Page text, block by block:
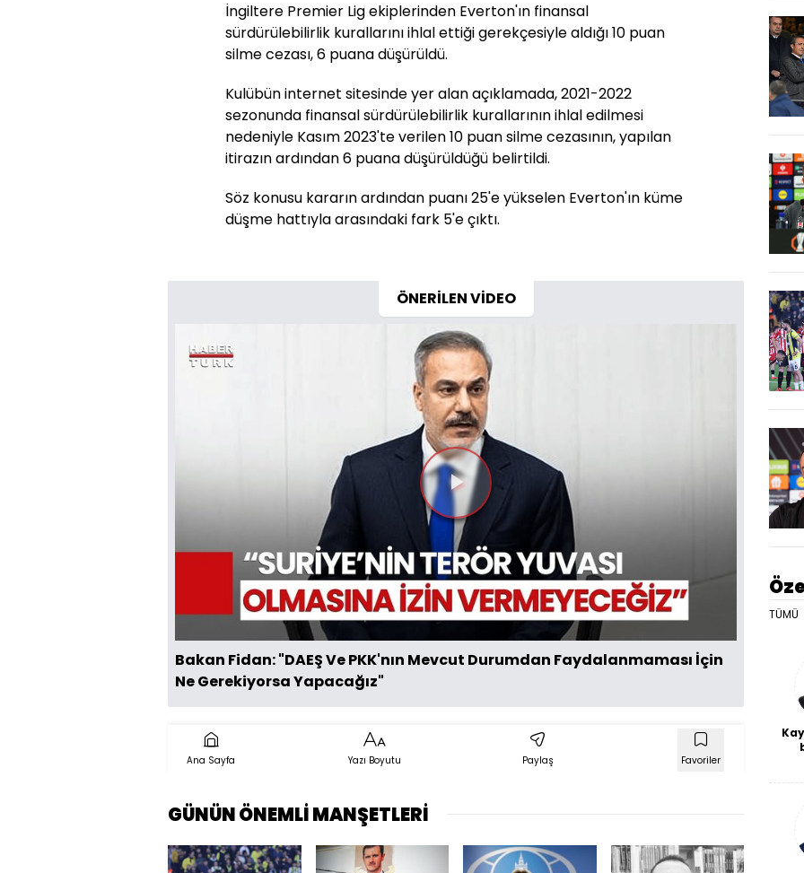
İngiltere Premier Lig ekiplerinden Everton'ın finansal
sürdürülebilirlik kurallarını ihlal ettiği gerekçesiyle aldığı 10 puan
silme cezası, 6 puana düşürüldü.
Kulübün internet sitesinde yer alan açıklamada, 2021-2022
sezonunda finansal sürdürülebilirlik kurallarının ihlal edilmesi
nedeniyle Kasım 2023'te verilen 10 puan silme cezasının, yapılan
itirazın ardından 6 puana düşürüldüğü belirtildi.
Söz konusu kararın ardından puanı 25'e yükselen Everton'ın küme
düşme hattıyla arasındaki fark 5'e çıktı.
ÖNERİLEN VİDEO
Videoyu
Oynat
Bakan Fidan: "DAEŞ Ve PKK'nın Mevcut Durumdan Faydalanmaması İçin
Ne Gerekiyorsa Yapacağız"
Ana Sayfa Yazı Boyutu Paylaş Favoriler
GÜNÜN ÖNEMLİ MANŞETLERİ
TÜMÜ